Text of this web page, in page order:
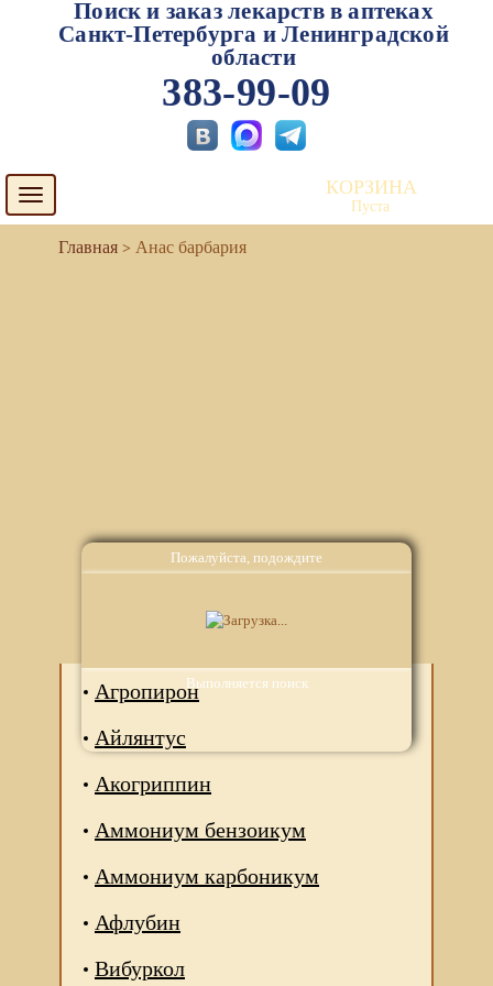
Пожалуйста, подождите
Выполняется поиск
Поиск и заказ лекарств в аптеках
Санкт-Петербурга и Ленинградской
области
383-99-09
Toggle
navigation
КОРЗИНА
Пуста
Анас барбария
Аналоги
Агропирон
Айлянтус
Акогриппин
Аммониум бензоикум
Аммониум карбоникум
Афлубин
Вибуркол